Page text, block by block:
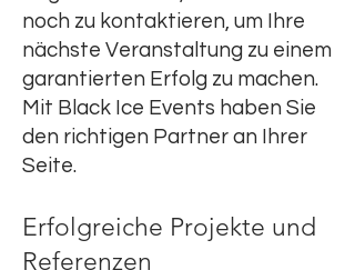
noch zu kontaktieren, um Ihre
nächste Veranstaltung zu einem
garantierten Erfolg zu machen.
Mit Black Ice Events haben Sie
den richtigen Partner an Ihrer
Seite.
Erfolgreiche Projekte und
Referenzen